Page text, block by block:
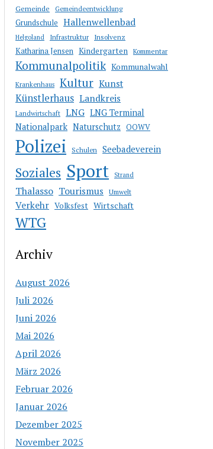
Gemeinde Gemeindeentwicklung
Grundschule Hallenwellenbad
Helgoland Infrastruktur Insolvenz
Katharina Jensen Kindergarten Kommentar
Kommunalpolitik Kommunalwahl
Krankenhaus Kultur Kunst
Künstlerhaus Landkreis
Landwirtschaft LNG LNG Terminal
Nationalpark Naturschutz OOWV
Polizei Schulen Seebadeverein
Soziales Sport Strand
Thalasso Tourismus Umwelt
Verkehr Volksfest Wirtschaft
WTG
Archiv
August 2026
Juli 2026
Juni 2026
Mai 2026
April 2026
März 2026
Februar 2026
Januar 2026
Dezember 2025
November 2025